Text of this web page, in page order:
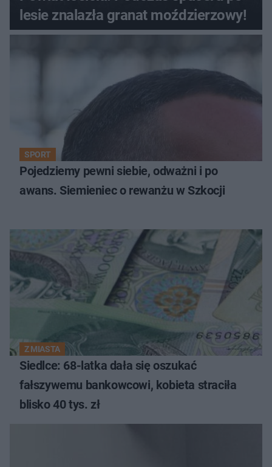
lesie znalazła granat moździerzowy!
SPORT
Pojedziemy pewni siebie, odważni i po
awans. Siemieniec o rewanżu w Szkocji
Z MIASTA
Siedlce: 68-latka dała się oszukać
fałszywemu bankowcowi, kobieta straciła
blisko 40 tys. zł